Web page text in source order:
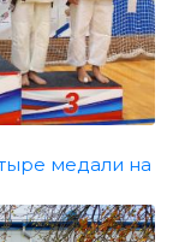
медали на